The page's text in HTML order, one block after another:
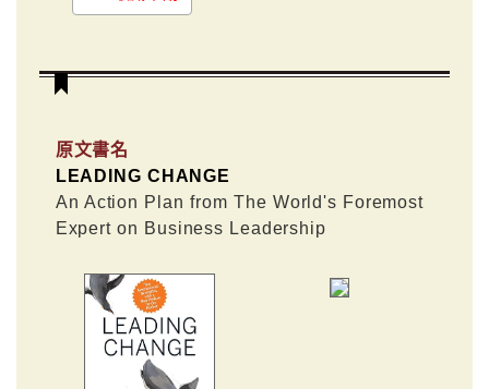
原文書名
LEADING CHANGE
An Action Plan from The World's Foremost
Expert on Business Leadership